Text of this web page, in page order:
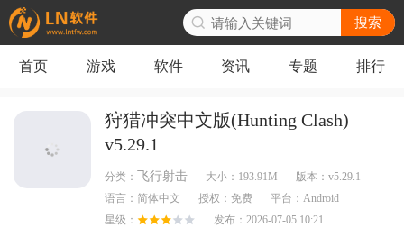
搜索
首页 游戏 软件 资讯 专题 排行
狩猎冲突中文版(Hunting Clash)
v5.29.1
分类： 飞行射击 大小： 193.91M 版本： v5.29.1
语言： 简体中文 授权： 免费 平台： Android
星级：
发布： 2026-07-05 10:21